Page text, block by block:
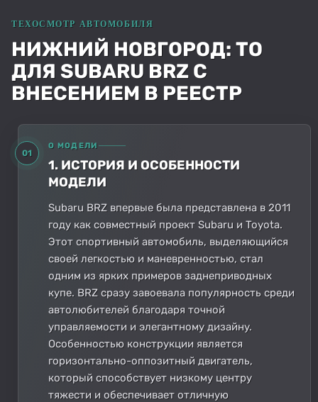
НИЖНИЙ НОВГОРОД: ТО
ДЛЯ SUBARU BRZ С
ВНЕСЕНИЕМ В РЕЕСТР
01
О МОДЕЛИ
1. ИСТОРИЯ И ОСОБЕННОСТИ
МОДЕЛИ
Subaru BRZ впервые была представлена в 2011
году как совместный проект Subaru и Toyota.
Этот спортивный автомобиль, выделяющийся
своей легкостью и маневренностью, стал
одним из ярких примеров заднеприводных
купе. BRZ сразу завоевала популярность среди
автолюбителей благодаря точной
управляемости и элегантному дизайну.
Особенностью конструкции является
горизонтально-оппозитный двигатель,
который способствует низкому центру
тяжести и обеспечивает отличную